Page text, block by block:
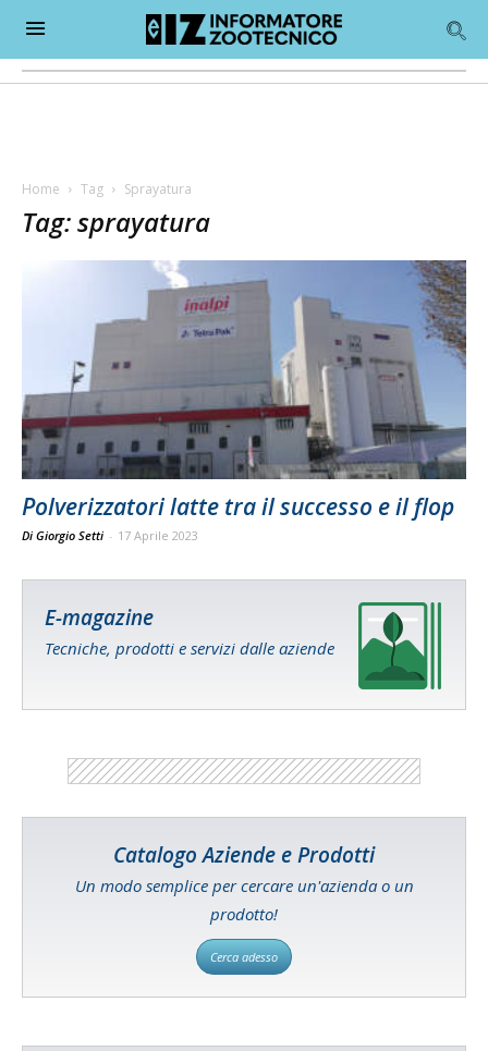
Home Tag Sprayatura
Tag: sprayatura
Polverizzatori latte tra il successo e il flop
Di Giorgio Setti - 17 Aprile 2023
E-magazine
Tecniche, prodotti e servizi dalle aziende
Catalogo Aziende e Prodotti
Un modo semplice per cercare un'azienda o un
prodotto!
Cerca adesso